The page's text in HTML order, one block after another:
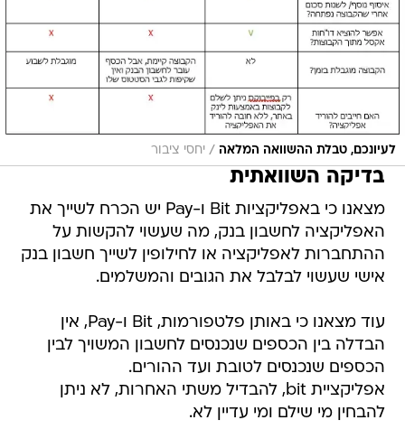
לעיונכם, טבלת ההשוואה המלאה / יחסי ציבור
בדיקה השוואתית
מצאנו כי באפליקציות Bit ו-Pay יש הכרח לשייך את
האפליקציה לחשבון בנק, מה שעשוי להקשות על
ההתחברות לאפליקציה או לחילופין לשייך חשבון בנק
אישי שעשוי לבלבל את הגובים והמשלמים.
עוד מצאנו כי באותן פלטפורמות, Bit ו-Pay, אין
הבדלה בין הכספים שנכנסים לחשבון המשויך לבין
הכספים שנכנסים לטובת ועד ההורים.
אפליקציית bit, להבדיל משתי האחרות, לא ניתן
להבחין מי שילם ומי עדיין לא.